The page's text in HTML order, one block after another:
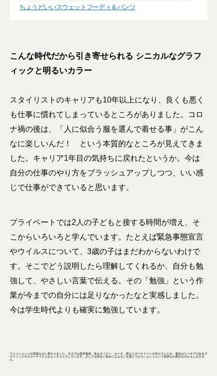
ちょうどいいスウェットフーディ＆パンツ
こんな時代だから引き寄せられる シニカルなグラフ
ィックと明るいカラー
スタイリストのキャリアも10年以上になり、良くも悪く
も仕事に慣れてしまっているところがありました。コロ
ナ禍の後は、「人に似合う服を選んで着せる事」がこん
なに楽しいんだ！ という本質的なところが見えてきま
した。キャリア1年目の気持ちに戻れたというか。今は
自分の仕事のやり方をブラッシュアップしつつ、いい感
じで仕事ができていると思います。
プライベートでは2人の子どもと接する時間が増え、そ
こからいろいろと学んでいます。たとえば緊急事態宣言
やウイルスについて、3歳の子はまだわからないわけで
す。そこでどう説明したら理解してくれるか、自分も勉
強して、やさしい言葉で伝える。その「勉強」という作
業が今までの自分には足りなかったなと実感しました。
今は学生時代よりも確実に勉強しています。
ファッションへの意識も少し変わりました。今までは基本無地、色もネイビー、カーキ、黒などダークトーンが中心でしたが、最近はユーモアのあるグ
ラフィックやカラーアイテムをよくチョイスしています。少しでも明るい気分になるモノを身につけたいというという気持ちの表れなのかもしれませ
ん。